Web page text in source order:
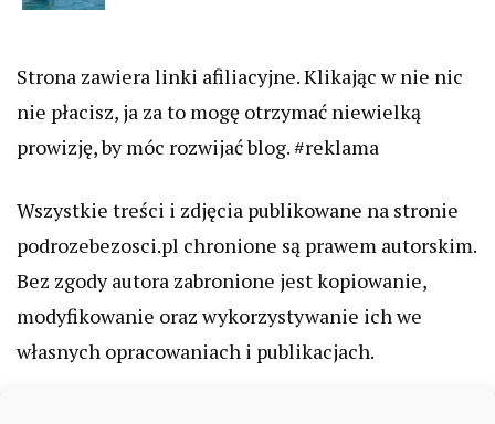
Strona zawiera linki afiliacyjne. Klikając w nie nic
nie płacisz, ja za to mogę otrzymać niewielką
prowizję, by móc rozwijać blog. #reklama
Wszystkie treści i zdjęcia publikowane na stronie
podrozebezosci.pl chronione są prawem autorskim.
Bez zgody autora zabronione jest kopiowanie,
modyfikowanie oraz wykorzystywanie ich we
własnych opracowaniach i publikacjach.